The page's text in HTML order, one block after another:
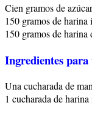
Cien gramos de
150 gramos de
150 gramos de harina
Ingredientes
Una cucharada de
1 cucharada de